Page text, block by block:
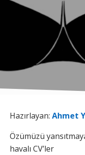
Hazırlayan: Ahmet
Özümüzü
havalı CV’ler